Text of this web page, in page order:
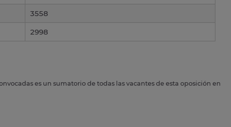
3558
2998
es un sumatorio de todas las vacantes de esta oposición en